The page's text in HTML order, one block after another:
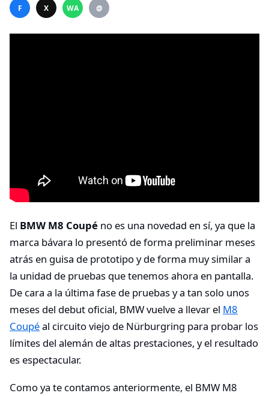
F X WA @
El BMW M8 Coupé no es una novedad en sí, ya que la
marca bávara lo presentó de forma preliminar meses
atrás en guisa de prototipo y de forma muy similar a
la unidad de pruebas que tenemos ahora en pantalla.
De cara a la última fase de pruebas y a tan solo unos
meses del debut oficial, BMW vuelve a llevar el M8
Coupéal circuito viejo de Nürburgring para probar los
límites del alemán de altas prestaciones, y el resultado
es espectacular.
Como ya te contamos anteriormente, el BMW M8